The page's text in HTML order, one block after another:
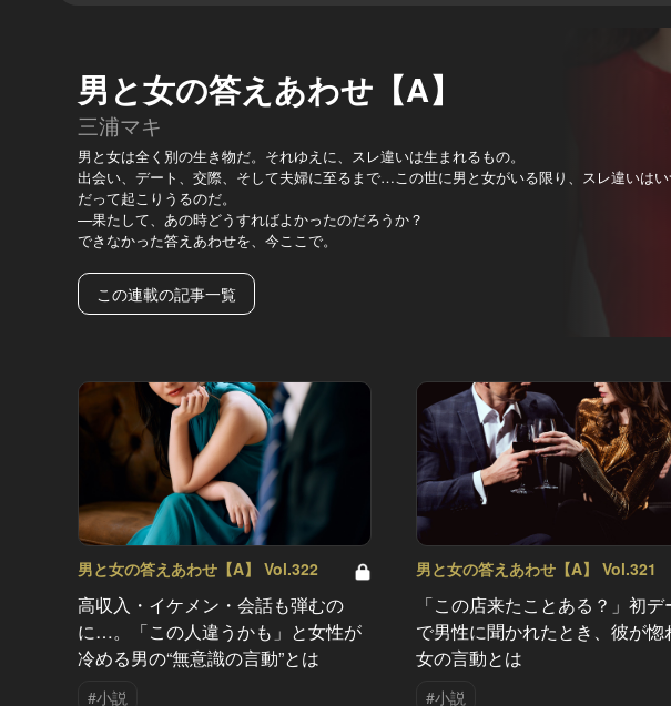
男と女の答えあわせ【A】
三浦マキ
男と女は全く別の生き物だ。それゆえに、スレ違いは生まれるもの。
出会い、デート、交際、そして夫婦に至るまで…この世に男と女がいる限り、スレ違いは
だって起こりうるのだ。
—果たして、あの時どうすればよかったのだろうか？
できなかった答えあわせを、今ここで。
この連載の記事一覧
男と女の答えあわせ【A】 Vol.322
高収入・イケメン・会話も弾むの
に…。「この人違うかも」と女性が
冷める男の“無意識の言動”とは
#小説
男と女の答えあわせ【A】 Vol.321
「この店来たことある？」初デ
で男性に聞かれたとき、彼が惚
女の言動とは
#小説